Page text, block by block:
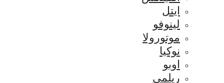
ايتل
لينوفو
موتورولا
نوكيا
اوبو
ريلمي